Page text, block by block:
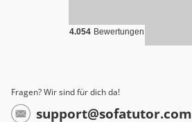
4.054 Bewertungen
Fragen? Wir sind für dich da!
support@sofatutor.com